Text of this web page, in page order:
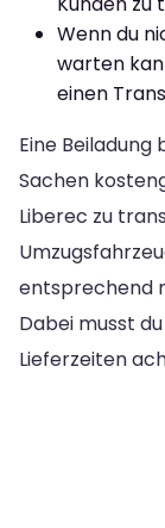
Wenn du
warten
einen
Eine
Sachen
Liberec zu
entsprechend
Dabei musst
Lieferzeiten